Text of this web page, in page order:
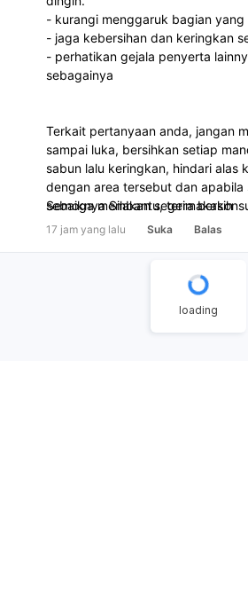
- kurangi menggaruk bagian yang
- jaga kebersihan dan keringkan
- perhatikan gejala penyerta
sebagainya
Terkait pertanyaan anda, jangan
sampai luka, bersihkan setiap
sabun lalu keringkan, hindari alas
dengan area tersebut dan
sebaiknya Silakan segera
dokter di klinik atau puskesmas
Semoga membantu, terimakasih
17 jam yang lalu Suka Balas
loading